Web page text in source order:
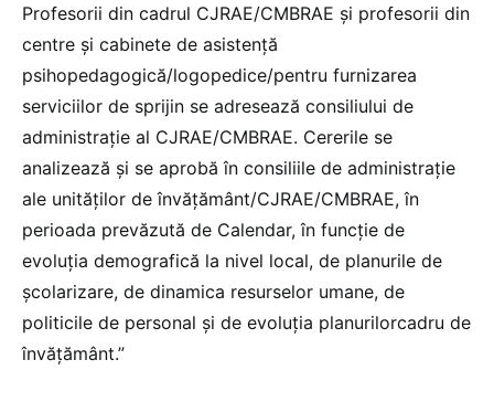
Profesorii din cadrul CJRAE/CMBRAE și profesorii din
centre și cabinete de asistență
psihopedagogică/logopedice/pentru furnizarea
serviciilor de sprijin se adresează consiliului de
administraţie al CJRAE/CMBRAE. Cererile se
analizează şi se aprobă în consiliile de administraţie
ale unităţilor de învăţământ/CJRAE/CMBRAE, în
perioada prevăzută de Calendar, în funcţie de
evoluţia demografică la nivel local, de planurile de
şcolarizare, de dinamica resurselor umane, de
politicile de personal şi de evoluţia planurilorcadru de
învăţământ.”